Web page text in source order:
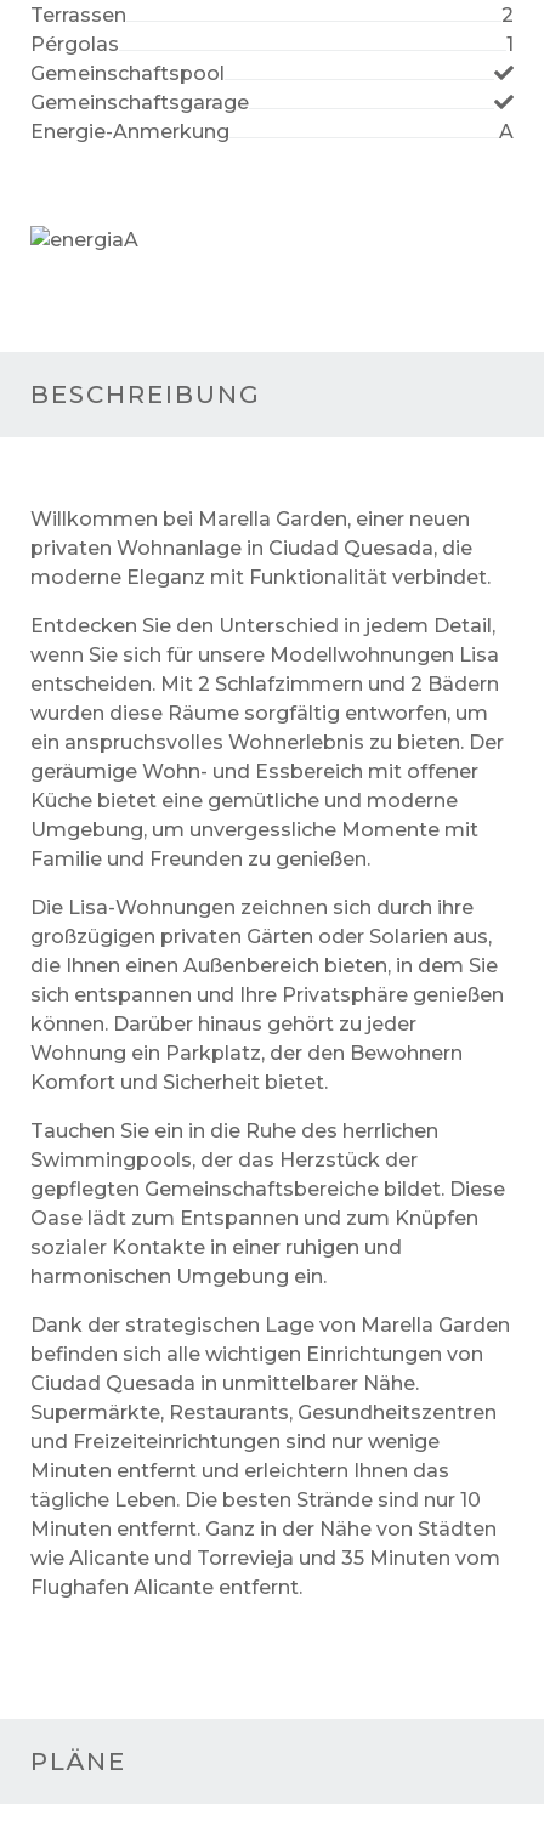
Terrassen
2
Pérgolas
1
Gemeinschaftspool
Gemeinschaftsgarage
Energie-Anmerkung
A
A
BESCHREIBUNG
Willkommen bei Marella Garden, einer neuen
privaten Wohnanlage in Ciudad Quesada, die
moderne Eleganz mit Funktionalität verbindet.
Entdecken Sie den Unterschied in jedem Detail,
wenn Sie sich für unsere Modellwohnungen Lisa
entscheiden. Mit 2 Schlafzimmern und 2 Bädern
wurden diese Räume sorgfältig entworfen, um
ein anspruchsvolles Wohnerlebnis zu bieten. Der
geräumige Wohn- und Essbereich mit offener
Küche bietet eine gemütliche und moderne
Umgebung, um unvergessliche Momente mit
Familie und Freunden zu genießen.
Die Lisa-Wohnungen zeichnen sich durch ihre
großzügigen privaten Gärten oder Solarien aus,
die Ihnen einen Außenbereich bieten, in dem Sie
sich entspannen und Ihre Privatsphäre genießen
können. Darüber hinaus gehört zu jeder
Wohnung ein Parkplatz, der den Bewohnern
Komfort und Sicherheit bietet.
Tauchen Sie ein in die Ruhe des herrlichen
Swimmingpools, der das Herzstück der
gepflegten Gemeinschaftsbereiche bildet. Diese
Oase lädt zum Entspannen und zum Knüpfen
sozialer Kontakte in einer ruhigen und
harmonischen Umgebung ein.
Dank der strategischen Lage von Marella Garden
befinden sich alle wichtigen Einrichtungen von
Ciudad Quesada in unmittelbarer Nähe.
Supermärkte, Restaurants, Gesundheitszentren
und Freizeiteinrichtungen sind nur wenige
Minuten entfernt und erleichtern Ihnen das
tägliche Leben. Die besten Strände sind nur 10
Minuten entfernt. Ganz in der Nähe von Städten
wie Alicante und Torrevieja und 35 Minuten vom
Flughafen Alicante entfernt.
PLÄNE